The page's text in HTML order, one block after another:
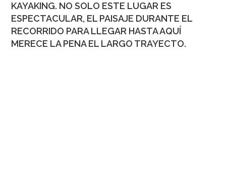
KAYAKING. NO SOLO ESTE LUGAR ES
ESPECTACULAR, EL PAISAJE DURANTE EL
RECORRIDO PARA LLEGAR HASTA AQUÍ
MERECE LA PENA EL LARGO TRAYECTO.